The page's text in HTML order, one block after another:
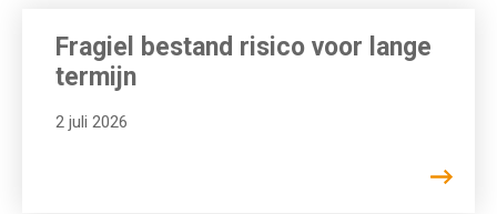
Fragiel bestand risico voor lange
termijn
2 juli 2026